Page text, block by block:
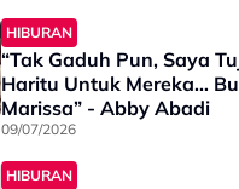
Mencuri - "Ini Baru
HIBURAN
“Tak Gaduh Pun, Saya
Haritu Untuk Mereka…
Marissa” - Abby Abadi
09/07/2026
HIBURAN